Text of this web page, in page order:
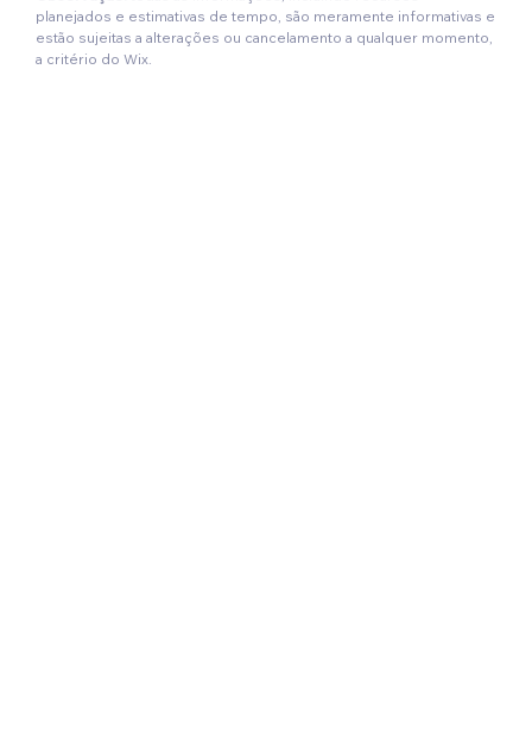
planejados e estimativas de tempo, são meramente informativas e
estão sujeitas a alterações ou cancelamento a qualquer momento,
a critério do Wix.